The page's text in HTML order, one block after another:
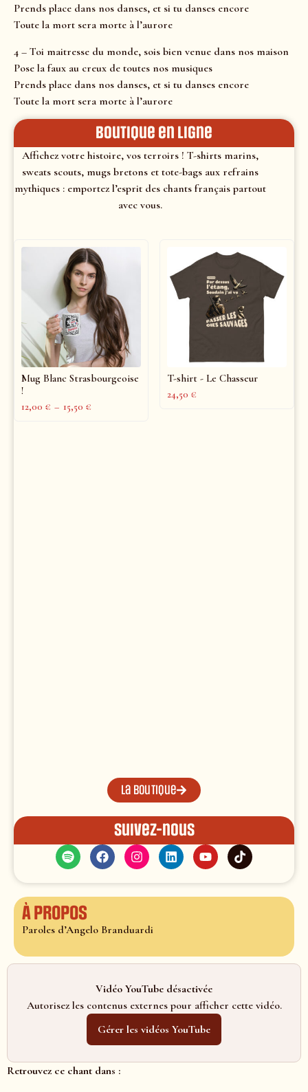
Prends place dans nos danses, et si tu danses encore
Toute la mort sera morte à l’aurore
4 – Toi maitresse du monde, sois bien venue dans nos maison
Pose la faux au creux de toutes nos musiques
Prends place dans nos danses, et si tu danses encore
Toute la mort sera morte à l’aurore
Boutique en ligne
Affichez votre histoire, vos terroirs ! T-shirts marins,
sweats scouts, mugs bretons et tote-bags aux refrains
mythiques : emportez l’esprit des chants français partout
avec vous.
Mug Blanc Strasbourgeoise
!
12,00 € – 15,50 €
T-shirt - Le Chasseur
24,50 €
La boutique
Suivez-nous
À propos
Paroles d’Angelo Branduardi
Vidéo YouTube désactivée
Autorisez les contenus externes pour afficher cette vidéo.
Gérer les vidéos YouTube
Retrouvez ce chant dans :